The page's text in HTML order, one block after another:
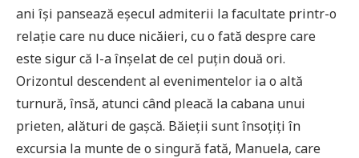
ani își pansează eșecul admiterii la facultate printr-o
relație care nu duce nicăieri, cu o fată despre care
este sigur că l-a înșelat de cel puțin două ori.
Orizontul descendent al evenimentelor ia o altă
turnură, însă, atunci când pleacă la cabana unui
prieten, alături de gașcă. Băieții sunt însoțiți în
excursia la munte de o singură fată, Manuela, care